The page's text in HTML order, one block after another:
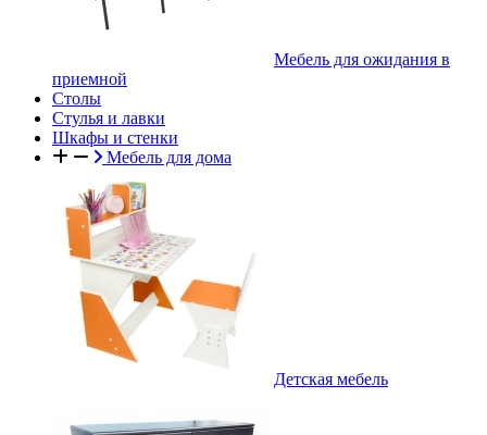
Мебель для ожидания в
приемной
Столы
Стулья и лавки
Шкафы и стенки
Мебель для дома
Детская мебель